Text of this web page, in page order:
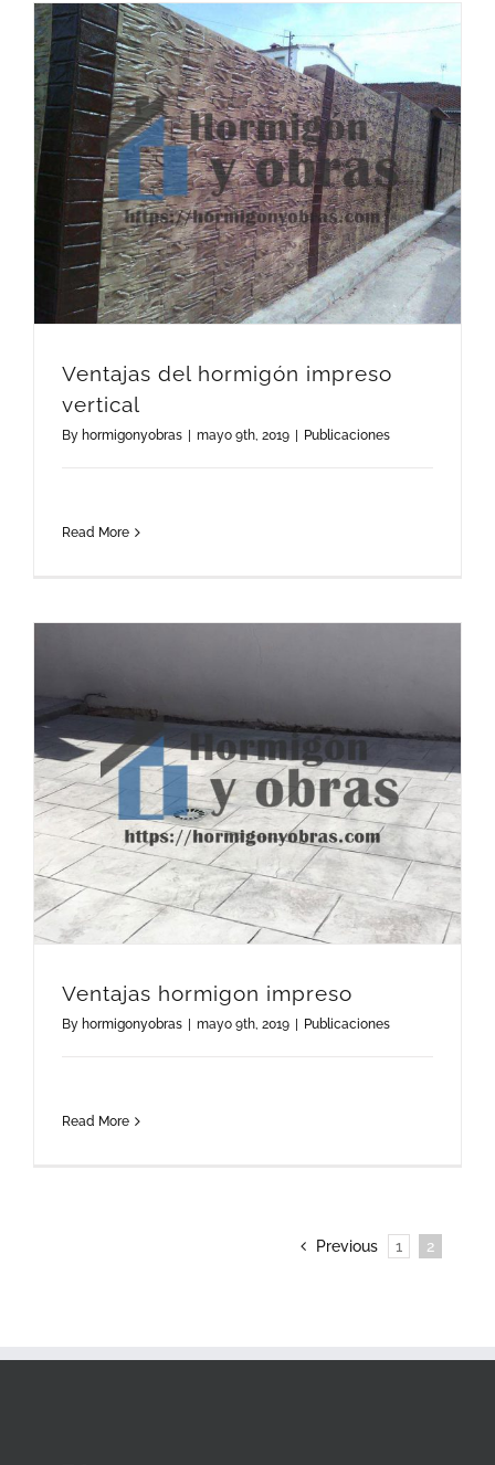
Ventajas del hormigón impreso
vertical
By hormigonyobras | mayo 9th, 2019 | Publicaciones
Read More
Ventajas hormigon impreso
By hormigonyobras | mayo 9th, 2019 | Publicaciones
Read More
Previous 1 2